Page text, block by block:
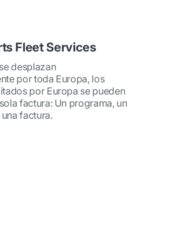
Fleet Services
desplazan
por toda Europa, los
por Europa se pueden
factura: Un programa, un
factura.